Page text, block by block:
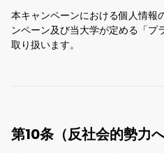
本キャンペーンにおける個人情報
ンペーン及び当大学が定める「プ
取り扱います。
第10条（反社会的勢力